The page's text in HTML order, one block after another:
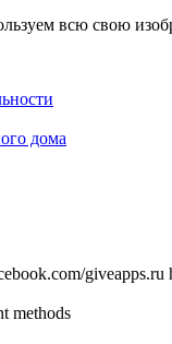
всю свою
дома